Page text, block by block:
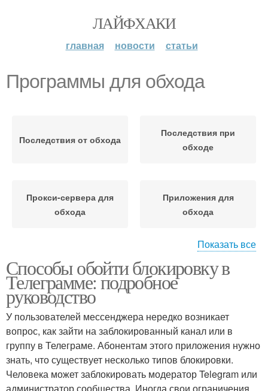
ЛАЙФХАКИ
главная новости статьи
Программы для обхода
Последствия от обхода
Последствия при
обходе
Прокси-сервера для
обхода
Приложения для
обхода
Анонимайзеры для
обхода
Прокси для обхода
Сервис для обхода Расширения в обходе
Показать все
Способы обойти блокировку в
Телеграмме: подробное
руководство
У пользователей мессенджера нередко возникает
вопрос, как зайти на заблокированный канал или в
группу в Телеграме. Абонентам этого приложения нужно
знать, что существует несколько типов блокировки.
Человека может заблокировать модератор Telegram или